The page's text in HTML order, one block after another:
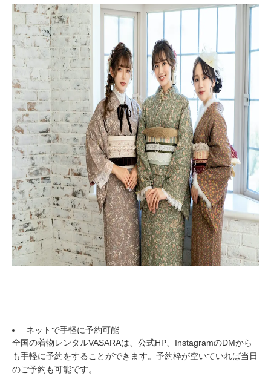
ネットで手軽に予約可能
全国の着物レンタルVASARAは、公式HP、InstagramのDMから
も手軽に予約をすることができます。予約枠が空いていれば当日
のご予約も可能です。